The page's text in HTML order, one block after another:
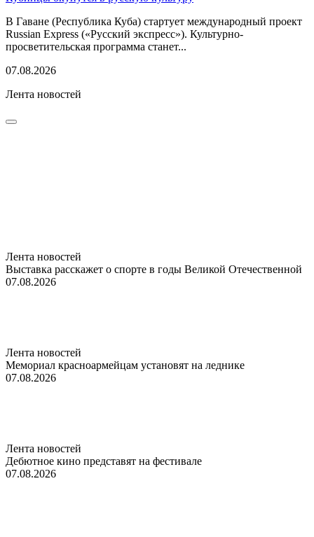
В Гаване (Республика Куба) стартует международный проект
Russian Express («Русский экспресс»). Культурно-
просветительская программа станет...
07.08.2026
Лента новостей
Лента новостей
Выставка расскажет о спорте в годы Великой Отечественной
07.08.2026
Лента новостей
Мемориал красноармейцам установят на леднике
07.08.2026
Лента новостей
Дебютное кино представят на фестивале
07.08.2026